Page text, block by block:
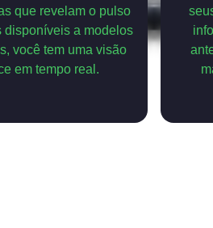
que revelam o pulso
disponíveis a modelos
você tem uma visão
em tempo real.